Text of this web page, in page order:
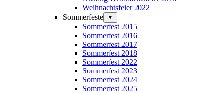
Weihnachtsfeier 2022
Sommerfeste
▼
Sommerfest 2015
Sommerfest 2016
Sommerfest 2017
Sommerfest 2018
Sommerfest 2022
Sommerfest 2023
Sommerfest 2024
Sommerfest 2025